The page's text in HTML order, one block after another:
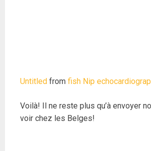
Untitled from fish Nip
Voilà! Il ne reste plus qu’à envoyer
voir chez les Belges!